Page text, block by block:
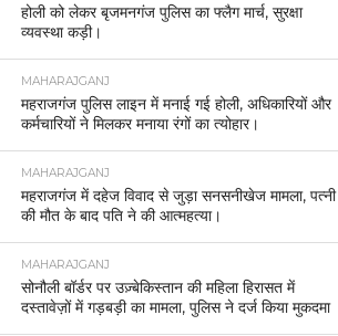
होली को लेकर बृजमनगंज पुलिस का फ्लैग मार्च, सुरक्षा
व्यवस्था कड़ी।
MAHARAJGANJ
महराजगंज पुलिस लाइन में मनाई गई होली, अधिकारियों और
कर्मचारियों ने मिलकर मनाया रंगों का त्योहार।
MAHARAJGANJ
महराजगंज में दहेज विवाद से जुड़ा सनसनीखेज मामला, पत्नी
की मौत के बाद पति ने की आत्महत्या।
MAHARAJGANJ
सोनौली बॉर्डर पर उज़्बेकिस्तान की महिला हिरासत में
दस्तावेज़ों में गड़बड़ी का मामला, पुलिस ने दर्ज किया मुकदमा